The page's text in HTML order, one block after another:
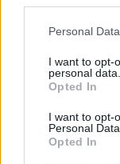
Personal
I want to opt-
personal data.
Opted In
I want to opt-
Personal Data.
Opted In
ΕΚΑΒ, όμως
Σύμφωνα